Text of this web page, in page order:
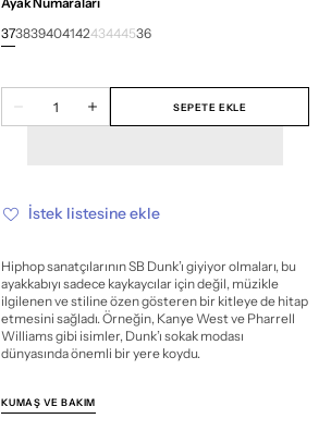
37Varyant
38Varyant
mevcut
39Varyant
mevcut
40Varyant
mevcut
41Varyant
mevcut
42Varyant
mevcut
43Varyant
44Varyant
45Varyant
36Varyant
mevcut
SB
için
miktarı
Nike
SB
için
miktarı
SEPETE EKLE
İstek listesine ekle
Hiphop sanatçılarının SB Dunk’ı giyiyor olmaları, bu
ayakkabıyı sadece kaykaycılar için değil, müzikle
ilgilenen ve stiline özen gösteren bir kitleye de hitap
etmesini sağladı. Örneğin, Kanye West ve Pharrell
Williams gibi isimler, Dunk’ı sokak modası
dünyasında önemli bir yere koydu.
KUMAŞ VE BAKIM